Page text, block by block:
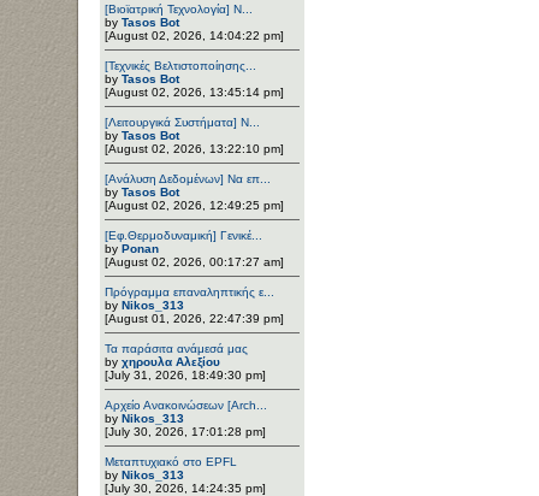
[Βιοϊατρική Τεχνολογία] Ν...
by Tasos Bot
[August 02, 2026, 14:04:22 pm]
[Τεχνικές Βελτιστοποίησης...
by Tasos Bot
[August 02, 2026, 13:45:14 pm]
[Λειτουργικά Συστήματα] Ν...
by Tasos Bot
[August 02, 2026, 13:22:10 pm]
[Ανάλυση Δεδομένων] Να επ...
by Tasos Bot
[August 02, 2026, 12:49:25 pm]
[Εφ.Θερμοδυναμική] Γενικέ...
by Ponan
[August 02, 2026, 00:17:27 am]
Πρόγραμμα επαναληπτικής ε...
by Nikos_313
[August 01, 2026, 22:47:39 pm]
Τα παράσιτα ανάμεσά μας
by χηρουλα Αλεξίου
[July 31, 2026, 18:49:30 pm]
Αρχείο Ανακοινώσεων [Arch...
by Nikos_313
[July 30, 2026, 17:01:28 pm]
Μεταπτυχιακό στο EPFL
by Nikos_313
[July 30, 2026, 14:24:35 pm]